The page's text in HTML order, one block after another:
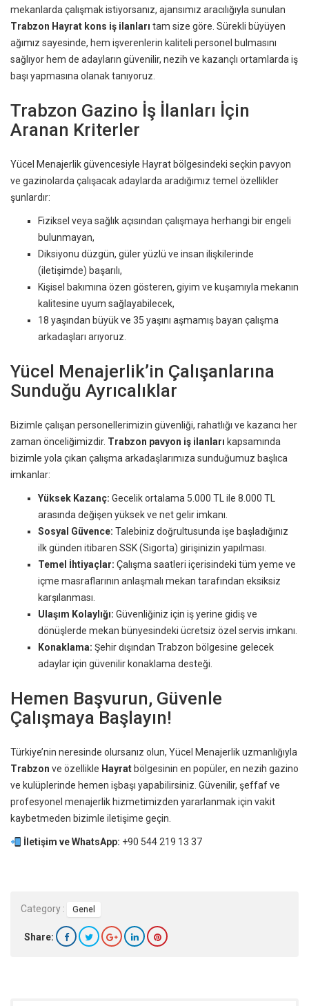
mekanlarda çalışmak istiyorsanız, ajansımız aracılığıyla sunulan
Trabzon Hayrat kons iş ilanları tam size göre. Sürekli büyüyen
ağımız sayesinde, hem işverenlerin kaliteli personel bulmasını
sağlıyor hem de adayların güvenilir, nezih ve kazançlı ortamlarda iş
başı yapmasına olanak tanıyoruz.
Trabzon Gazino İş İlanları İçin
Aranan Kriterler
Yücel Menajerlik güvencesiyle Hayrat bölgesindeki seçkin pavyon
ve gazinolarda çalışacak adaylarda aradığımız temel özellikler
şunlardır:
Fiziksel veya sağlık açısından çalışmaya herhangi bir engeli
bulunmayan,
Diksiyonu düzgün, güler yüzlü ve insan ilişkilerinde
(iletişimde) başarılı,
Kişisel bakımına özen gösteren, giyim ve kuşamıyla mekanın
kalitesine uyum sağlayabilecek,
18 yaşından büyük ve 35 yaşını aşmamış bayan çalışma
arkadaşları arıyoruz.
Yücel Menajerlik’in Çalışanlarına
Sunduğu Ayrıcalıklar
Bizimle çalışan personellerimizin güvenliği, rahatlığı ve kazancı her
zaman önceliğimizdir. Trabzon pavyon iş ilanları kapsamında
bizimle yola çıkan çalışma arkadaşlarımıza sunduğumuz başlıca
imkanlar:
Yüksek Kazanç: Gecelik ortalama 5.000 TL ile 8.000 TL
arasında değişen yüksek ve net gelir imkanı.
Sosyal Güvence: Talebiniz doğrultusunda işe başladığınız
ilk günden itibaren SSK (Sigorta) girişinizin yapılması.
Temel İhtiyaçlar: Çalışma saatleri içerisindeki tüm yeme ve
içme masraflarının anlaşmalı mekan tarafından eksiksiz
karşılanması.
Ulaşım Kolaylığı: Güvenliğiniz için iş yerine gidiş ve
dönüşlerde mekan bünyesindeki ücretsiz özel servis imkanı.
Konaklama: Şehir dışından Trabzon bölgesine gelecek
adaylar için güvenilir konaklama desteği.
Hemen Başvurun, Güvenle
Çalışmaya Başlayın!
Türkiye’nin neresinde olursanız olun, Yücel Menajerlik uzmanlığıyla
Trabzon ve özellikle Hayrat bölgesinin en popüler, en nezih gazino
ve kulüplerinde hemen işbaşı yapabilirsiniz. Güvenilir, şeffaf ve
profesyonel menajerlik hizmetimizden yararlanmak için vakit
kaybetmeden bizimle iletişime geçin.
İletişim ve WhatsApp: +90 544 219 13 37
Category : Genel
Share: